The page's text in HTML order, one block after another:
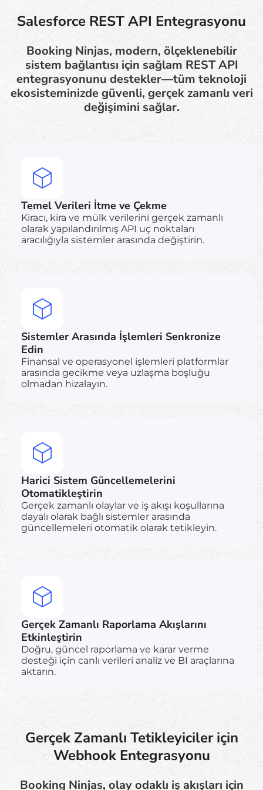
Salesforce REST API Entegrasyonu
Booking Ninjas, modern, ölçeklenebilir
sistem bağlantısı için sağlam REST API
entegrasyonunu destekler—tüm teknoloji
ekosisteminizde güvenli, gerçek zamanlı veri
değişimini sağlar.
Temel Verileri İtme ve Çekme
Kiracı, kira ve mülk verilerini gerçek zamanlı
olarak yapılandırılmış API uç noktaları
aracılığıyla sistemler arasında değiştirin.
Sistemler Arasında İşlemleri Senkronize
Edin
Finansal ve operasyonel işlemleri platformlar
arasında gecikme veya uzlaşma boşluğu
olmadan hizalayın.
Harici Sistem Güncellemelerini
Otomatikleştirin
Gerçek zamanlı olaylar ve iş akışı koşullarına
dayalı olarak bağlı sistemler arasında
güncellemeleri otomatik olarak tetikleyin.
Gerçek Zamanlı Raporlama Akışlarını
Etkinleştirin
Doğru, güncel raporlama ve karar verme
desteği için canlı verileri analiz ve BI araçlarına
aktarın.
Gerçek Zamanlı Tetikleyiciler için
Webhook Entegrasyonu
Booking Ninjas, olay odaklı iş akışları için